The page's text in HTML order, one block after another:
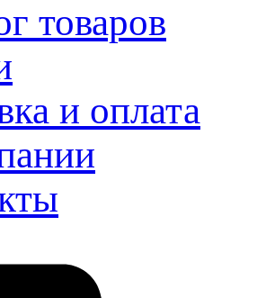
товаров
и оплата